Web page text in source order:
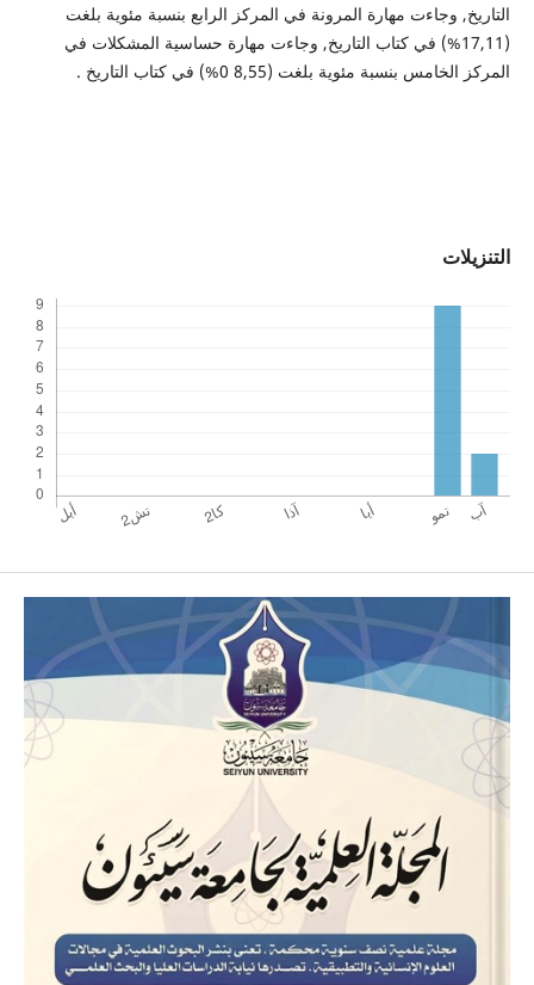
التاريخ, وجاءت مهارة المرونة في المركز الرابع بنسبة مئوية بلغت
(17,11%) في كتاب التاريخ, وجاءت مهارة حساسية المشكلات في
المركز الخامس بنسبة مئوية بلغت (8,55 0%) في كتاب التاريخ .
التنزيلات